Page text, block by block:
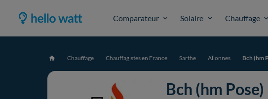
Comparateur Solaire Chauffage
Accueil Chauffage Chauffagistes en France Sarthe Allonnes Bch (hm
Bch (hm Pose)